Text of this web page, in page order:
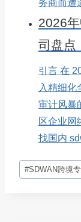
务商而遭
2026
司盘点
引言 在
入精细化
审计风暴
区企业网
找国内
文
章
#SDWAN跨境